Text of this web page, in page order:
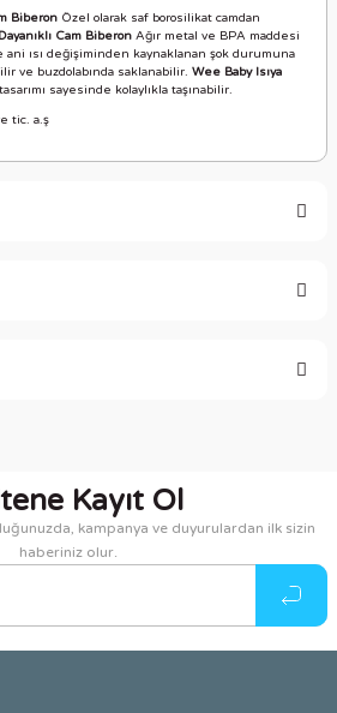
Biberon Özel olarak saf borosilikat camdan
Cam Biberon Ağır metal ve BPA maddesi
ani ısı değişiminden kaynaklanan şok durumuna
ve buzdolabında saklanabilir. Wee Baby Isıya
sayesinde kolaylıkla taşınabilir.
tic. a.ş
teşekkür ederiz.
veya görüntülenemiyor.
bilgiler bulunuyor.
bulunuyor.
Kayıt Ol
kampanya ve duyurulardan ilk sizin
haberiniz olur.